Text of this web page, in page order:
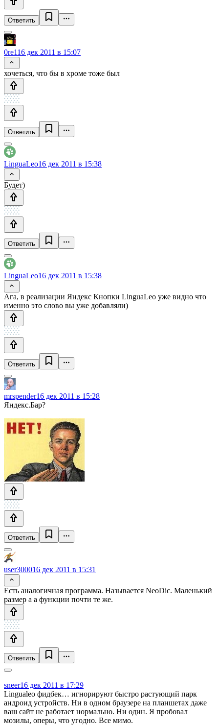
Ответить
0re116 дек 2011 в 15:07
хочеться, что бы в хроме тоже был
Ответить
LinguaLeo16 дек 2011 в 15:38
Будет)
Ответить
LinguaLeo16 дек 2011 в 15:38
Ага, в реализации Яндекс Кнопки LinguaLeo уже видно что
именно это слово вы уже добавляли)
Ответить
mrspender16 дек 2011 в 15:28
Яндекс.Бар?
Ответить
user300016 дек 2011 в 15:31
Есть аналогичная программа. Называется NeoDic. Маленький
размер а а функции почти те же.
Ответить
sneer16 дек 2011 в 17:29
Lingualeo фидбек… игнорируют быстро растующий парк
андроид устройств. Ни в одном браузере на планшетах даже
ваш сайт не работает нормально. Ни один. Я пробовал
мозилы, оперы, что угодно. Все мимо.